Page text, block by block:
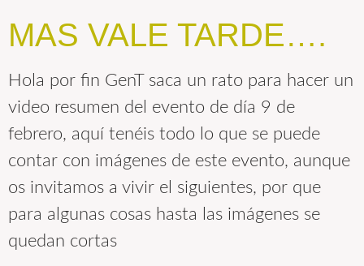
MAS VALE TARDE….
Hola por fin GenT saca un rato para hacer un
video resumen del evento de día 9 de
febrero, aquí tenéis todo lo que se puede
contar con imágenes de este evento, aunque
os invitamos a vivir el siguientes, por que
para algunas cosas hasta las imágenes se
quedan cortas